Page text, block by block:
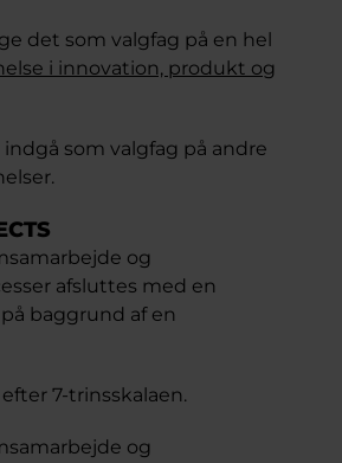
det som valgfag på en hel
i innovation, produkt og
som valgfag på andre
og
afsluttes med en
baggrund af en
7-trinsskalaen.
og